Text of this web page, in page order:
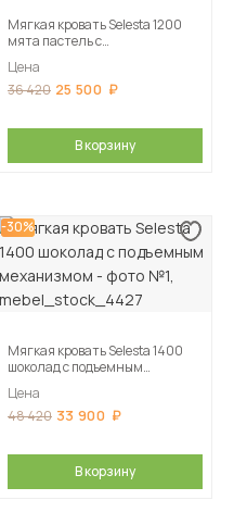
Мягкая кровать Selesta 1200
мята пастель с
Цена
36 420 25 500
В корзину
-30%
Мягкая кровать Selesta 1400
шоколад с подъемным
Цена
48 420 33 900
В корзину